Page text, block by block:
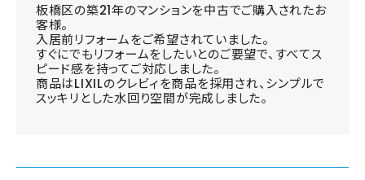
板橋区の築21年のマンションを中古でご購入されたお
客様。
入居前リフォームをご希望されていました。
すぐにでもリフォームをしたいとのご要望で、すべてス
ピード感を持ってご対応しました。
商品はLIXILのクレビィを商品を採用され、シンプルで
スッキリとした水回り空間が完成しました。